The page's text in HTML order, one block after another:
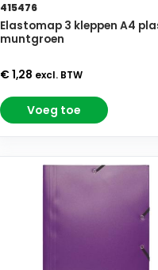
415476
Elastomap 3 kleppen A4
muntgroen
€ 1,28 excl. BTW
Voeg toe